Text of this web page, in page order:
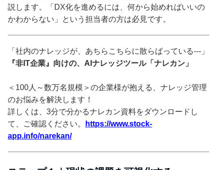
説します。「DX化を進めるには、何から始めればいいの
かわからない」という担当者の方は必見です。
「社内のナレッジが、あちらこちらに散らばっている---」
『非IT企業』向けの、AIナレッジツール「ナレカン」
＜100人～数万名規模＞の企業様が抱える、ナレッジ管理
のお悩みを解決します！
詳しくは、3分で分かるナレカン資料をダウンロードし
て、ご確認ください。
https://www.stock-
app.info/narekan/